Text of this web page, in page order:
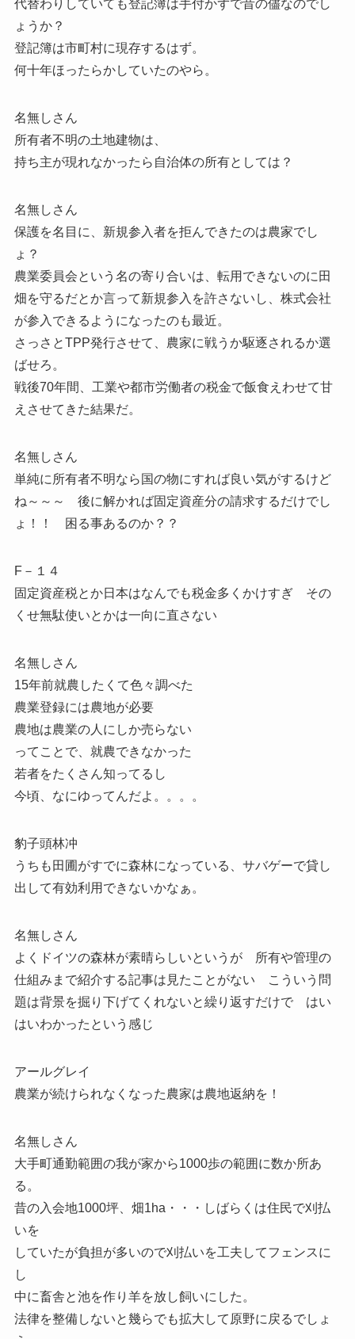
代替わりしていても登記簿は手付かずで昔の儘なのでし
ょうか？
登記簿は市町村に現存するはず。
何十年ほったらかしていたのやら。
名無しさん
所有者不明の土地建物は、
持ち主が現れなかったら自治体の所有としては？
名無しさん
保護を名目に、新規参入者を拒んできたのは農家でし
ょ？
農業委員会という名の寄り合いは、転用できないのに田
畑を守るだとか言って新規参入を許さないし、株式会社
が参入できるようになったのも最近。
さっさとTPP発行させて、農家に戦うか駆逐されるか選
ばせろ。
戦後70年間、工業や都市労働者の税金で飯食えわせて甘
えさせてきた結果だ。
名無しさん
単純に所有者不明なら国の物にすれば良い気がするけど
ね～～～ 後に解かれば固定資産分の請求するだけでし
ょ！！ 困る事あるのか？？
F－１４
固定資産税とか日本はなんでも税金多くかけすぎ その
くせ無駄使いとかは一向に直さない
名無しさん
15年前就農したくて色々調べた
農業登録には農地が必要
農地は農業の人にしか売らない
ってことで、就農できなかった
若者をたくさん知ってるし
今頃、なにゆってんだよ。。。。
豹子頭林冲
うちも田圃がすでに森林になっている、サバゲーで貸し
出して有効利用できないかなぁ。
名無しさん
よくドイツの森林が素晴らしいというが 所有や管理の
仕組みまで紹介する記事は見たことがない こういう問
題は背景を掘り下げてくれないと繰り返すだけで はい
はいわかったという感じ
アールグレイ
農業が続けられなくなった農家は農地返納を！
名無しさん
大手町通勤範囲の我が家から1000歩の範囲に数か所あ
る。
昔の入会地1000坪、畑1ha・・・しばらくは住民で刈払
いを
していたが負担が多いので刈払いを工夫してフェンスに
し
中に畜舎と池を作り羊を放し飼いにした。
法律を整備しないと幾らでも拡大して原野に戻るでしょ